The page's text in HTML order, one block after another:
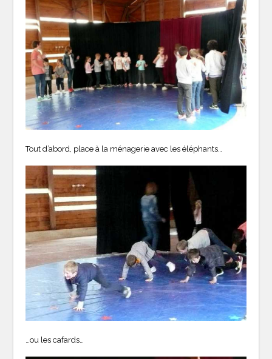
Tout d’abord, place à la ménagerie avec les éléphants…
…ou les cafards…